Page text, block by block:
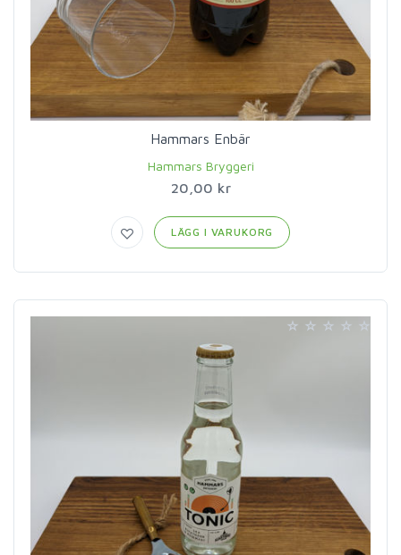
Hammars Enbär
Hammars Bryggeri
20,00 kr
LÄGG I VARUKORG